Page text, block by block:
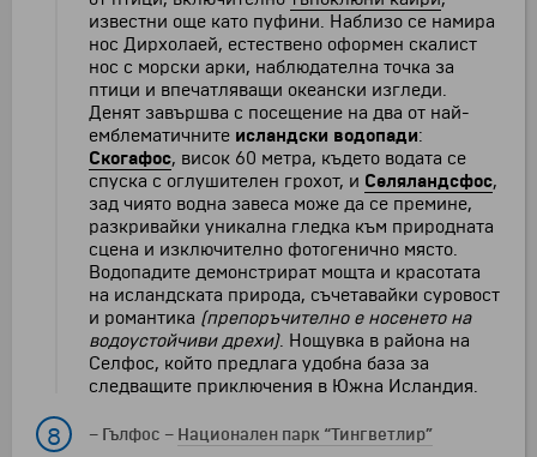
известни още като пуфини. Наблизо се намира
нос Дирхолаей, естествено оформен скалист
нос с морски арки, наблюдателна точка за
птици и впечатляващи океански изгледи.
Денят завършва с посещение на два от най-
емблематичните исландски водопади:
Скогафос, висок 60 метра, където водата се
спуска с оглушителен грохот, и Селяландсфос,
зад чиято водна завеса може да се премине,
разкривайки уникална гледка към природната
сцена и изключително фотогенично място.
Водопадите демонстрират мощта и красотата
на исландската природа, съчетавайки суровост
и романтика (препоръчително е носенето на
водоустойчиви дрехи). Нощувка в района на
Селфос, който предлага удобна база за
следващите приключения в Южна Исландия.
8 – Гълфос – Национален парк “Тингветлир”